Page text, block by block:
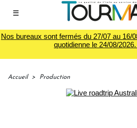
☰
Nos bureaux sont fermés du 27/07 au 16/
quotidienne le 24/08/
Accueil > Production